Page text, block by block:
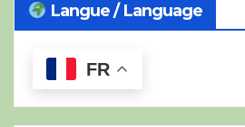
Langue / Language
FR